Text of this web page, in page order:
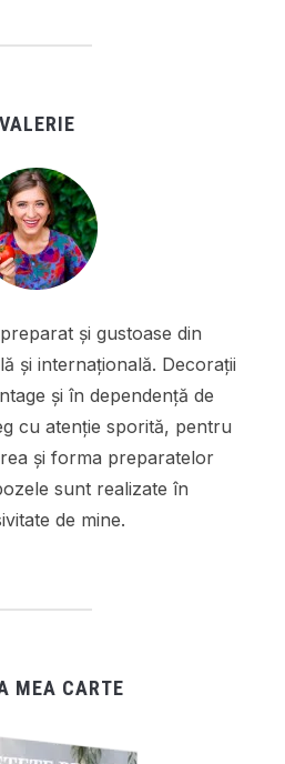
VALERIE
și gustoase din
și internațională. Decorații
și în dependență de
cu atenție sporită, pentru
și forma preparatelor
sunt realizate în
de mine.
MEA CARTE